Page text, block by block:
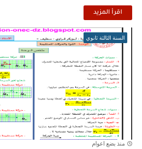
اقرأ المزيد
السنة الثالثة ثانوي
منذ بضع اعوام